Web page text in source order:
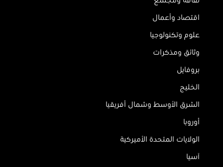
اقتصاد وأعمال
علوم وتكنولوجيا
وثائق ومذكرات
بروفايل
الخليج
الشرق الأوسط وشمال أفريقيا
أوروبا
الولايات المتحدة الأميركية
آسيا